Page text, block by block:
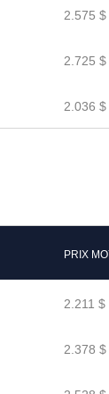
2.575 $
2.725 $
2.036 $
PRIX
2.211 $
2.378 $